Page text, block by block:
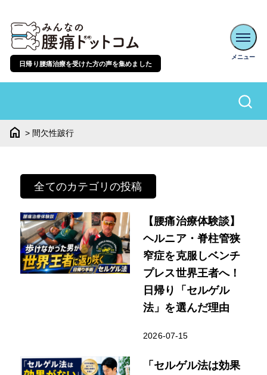
日帰り腰痛治療を受けた方の声を集めました
home > 間欠性跛行
全てのカテゴリの投稿
【腰痛治療体験談】
ヘルニア・脊柱管狭
窄症を克服しベンチ
プレス世界王者へ！
日帰り「セルゲル
法」を選んだ理由
2026-07-15
「セルゲル法は効果